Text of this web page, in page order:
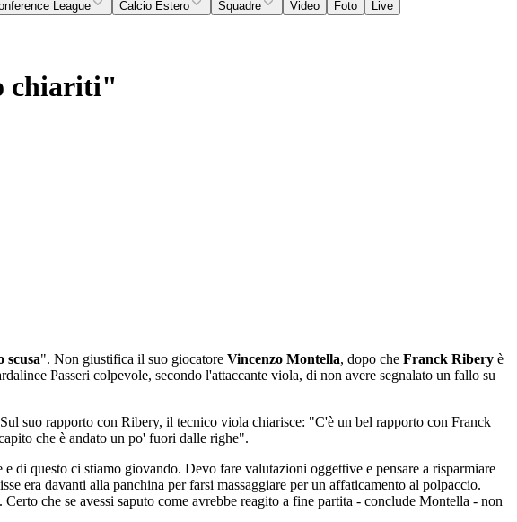
League Calcio Estero Squadre Video Foto
Live
chiariti"
scusa". Non giustifica il suo giocatore Vincenzo Montella, dopo che Franck Ribery è
Passeri colpevole, secondo l'attaccante viola, di non avere segnalato un fallo su
suo rapporto con Ribery, il tecnico viola chiarisce: "C'è un bel rapporto con Franck
che è andato un po' fuori dalle righe".
di questo ci stiamo giovando. Devo fare valutazioni oggettive e pensare a risparmiare
era davanti alla panchina per farsi massaggiare per un affaticamento al polpaccio.
che se avessi saputo come avrebbe reagito a fine partita - conclude Montella - non